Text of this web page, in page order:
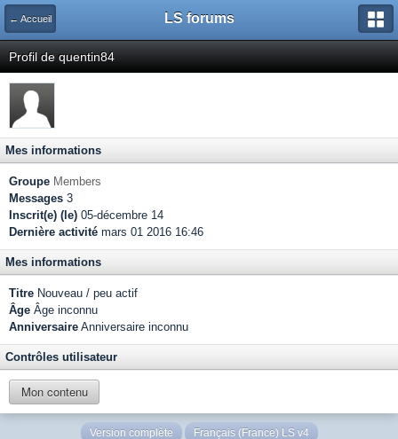
← Accueil LS forums
Profil de quentin84
Mes informations
Groupe Members
Messages 3
Inscrit(e) (le) 05-décembre 14
Dernière activité mars 01 2016 16:46
Mes informations
Titre Nouveau / peu actif
Âge Âge inconnu
Anniversaire Anniversaire inconnu
Contrôles utilisateur
Mon contenu
Version complète Français (France) LS v4